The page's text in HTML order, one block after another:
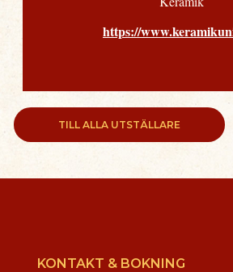
https://
TILL ALLA UTSTÄLLARE
KONTAKT & BOKNING